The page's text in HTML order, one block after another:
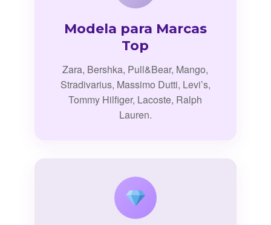
Modela para Marcas
Top
Zara, Bershka, Pull&Bear, Mango,
Stradivarius, Massimo Dutti, Levi’s,
Tommy Hilfiger, Lacoste, Ralph
Lauren.